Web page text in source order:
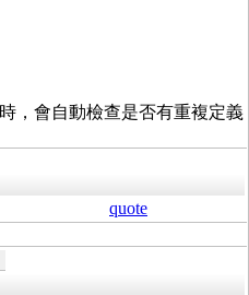
，會自動檢查是否有重複定義
quote